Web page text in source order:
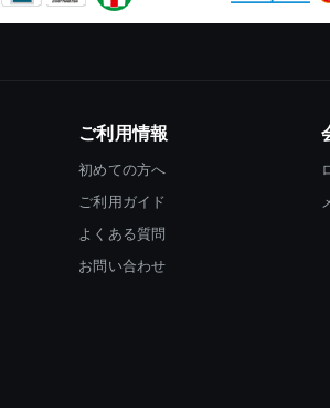
ご利用情報
初めての方へ
ご利用ガイド
よくある質問
お問い合わせ